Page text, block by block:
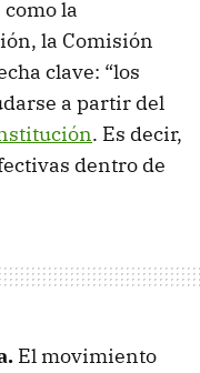
la
la Comisión
clave: “los
a partir del
. Es decir,
dentro de
El movimiento